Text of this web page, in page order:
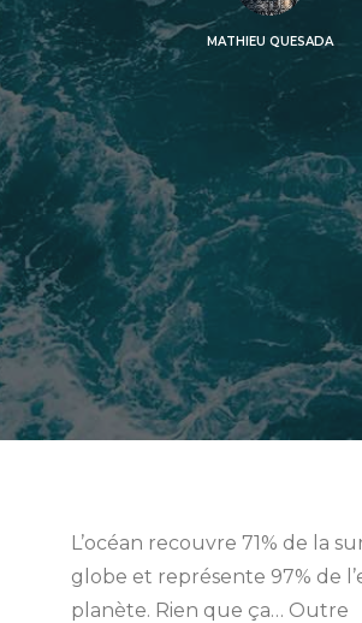
MATHIEU QUESADA
L’océan recouvre 71% de la
globe et représente 97% de
planète. Rien que ça… Outre